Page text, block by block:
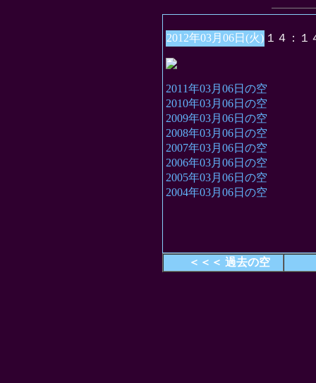
2012年03月06日(火) １４：１
2011年03月06日の空
2010年03月06日の空
2009年03月06日の空
2008年03月06日の空
2007年03月06日の空
2006年03月06日の空
2005年03月06日の空
2004年03月06日の空
＜＜＜ 過去の空